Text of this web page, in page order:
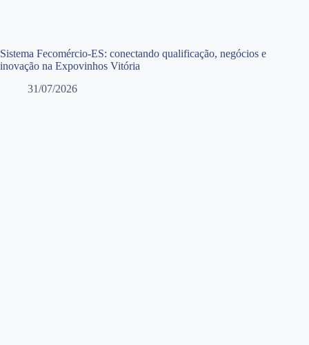
Sistema Fecomércio-ES: conectando qualificação, negócios e
inovação na Expovinhos Vitória
31/07/2026